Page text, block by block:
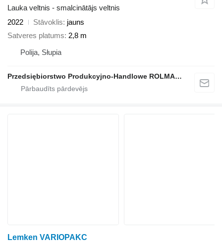
Lauka veltnis - smalcinātājs veltnis
2022
Stāvoklis jauns
Satveres platums 2,8 m
Polija, Słupia
Przedsiębiorstwo Produkcyjno-Handlowe ROLMAPOL Marcin Dziekan
Lemken VARIOPAKC